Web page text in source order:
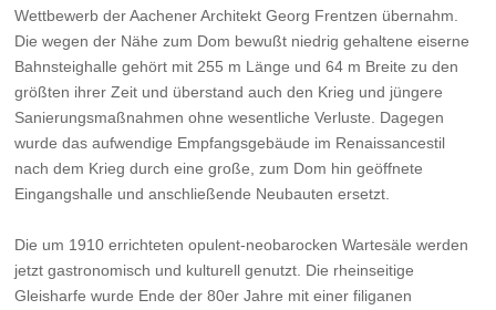
Wettbewerb der Aachener Architekt Georg Frentzen übernahm.
Die wegen der Nähe zum Dom bewußt niedrig gehaltene eiserne
Bahnsteighalle gehört mit 255 m Länge und 64 m Breite zu den
größten ihrer Zeit und überstand auch den Krieg und jüngere
Sanierungsmaßnahmen ohne wesentliche Verluste. Dagegen
wurde das aufwendige Empfangsgebäude im Renaissancestil
nach dem Krieg durch eine große, zum Dom hin geöffnete
Eingangshalle und anschließende Neubauten ersetzt.
Die um 1910 errichteten opulent-neobarocken Wartesäle werden
jetzt gastronomisch und kulturell genutzt. Die rheinseitige
Gleisharfe wurde Ende der 80er Jahre mit einer filiganen